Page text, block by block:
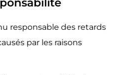
responsable des retards
par les raisons